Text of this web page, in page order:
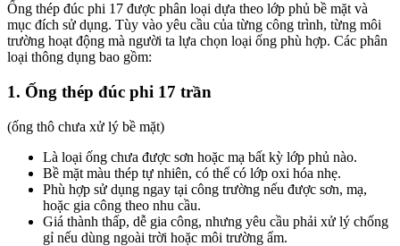
Ống thép đúc phi 17 được phân loại dựa theo lớp phủ bề mặt và
mục đích sử dụng. Tùy vào yêu cầu của từng công trình, từng môi
trường hoạt động mà người ta lựa chọn loại ống phù hợp. Các phân
loại thông dụng bao gồm:
1. Ống thép đúc phi 17 trần
(ống thô chưa xử lý bề mặt)
Là loại ống chưa được sơn hoặc mạ bất kỳ lớp phủ nào.
Bề mặt màu thép tự nhiên, có thể có lớp oxi hóa nhẹ.
Phù hợp sử dụng ngay tại công trường nếu được sơn, mạ,
hoặc gia công theo nhu cầu.
Giá thành thấp, dễ gia công, nhưng yêu cầu phải xử lý chống
gỉ nếu dùng ngoài trời hoặc môi trường ẩm.